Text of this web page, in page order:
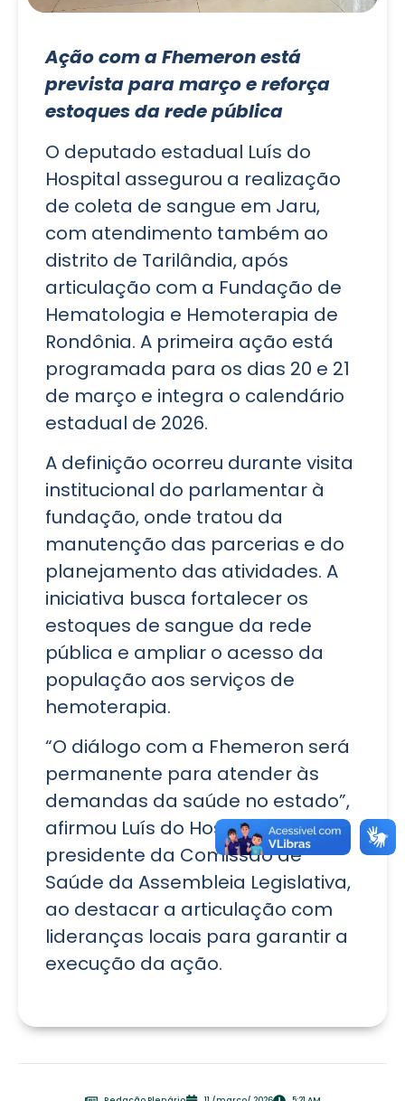
Ação com a Fhemeron está
prevista para março e reforça
estoques da rede pública
O deputado estadual Luís do
Hospital assegurou a realização
de coleta de sangue em Jaru,
com atendimento também ao
distrito de Tarilândia, após
articulação com a Fundação de
Hematologia e Hemoterapia de
Rondônia. A primeira ação está
programada para os dias 20 e 21
de março e integra o calendário
estadual de 2026.
A definição ocorreu durante visita
institucional do parlamentar à
fundação, onde tratou da
manutenção das parcerias e do
planejamento das atividades. A
iniciativa busca fortalecer os
estoques de sangue da rede
pública e ampliar o acesso da
população aos serviços de
hemoterapia.
“O diálogo com a Fhemeron será
permanente para atender às
demandas da saúde no estado”,
afirmou Luís do Hospital,
presidente da Comissão de
Saúde da Assembleia Legislativa,
ao destacar a articulação com
lideranças locais para garantir a
execução da ação.